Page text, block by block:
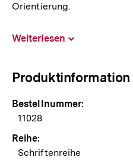
Orientierung.
Weiterlesen
Produktinformation
Bestellnummer:
11028
Reihe:
Schriftenreihe